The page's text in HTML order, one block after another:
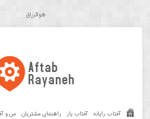
هوالرزاق
آفتاب رایانه آفتاب یار راهنمای مشتریان من و